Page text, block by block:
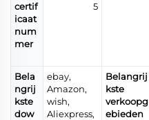
certif
icaat
num
mer
5
Bela
ngrij
kste
dow
ebay,
Amazon,
wish,
Aliexpress,
Belangrij
kste
verkoopg
ebieden